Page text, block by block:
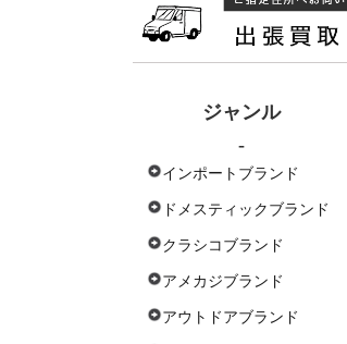
ジャンル
-
インポートブランド
ドメスティックブランド
クラシコブランド
アメカジブランド
アウトドアブランド